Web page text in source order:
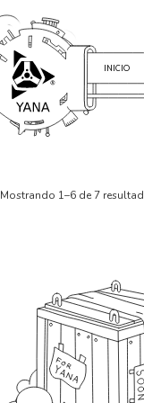
INICIO
Mostrando 1–6 de 7